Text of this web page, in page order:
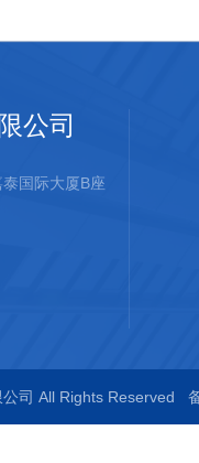
公司
国际大厦B座
司 All Rights Reserved